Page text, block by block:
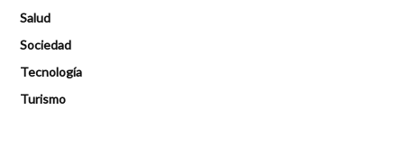
Salud
Sociedad
Tecnología
Turismo